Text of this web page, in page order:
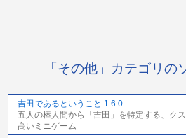
「その他」カテゴリの
吉田であるということ 1.6.0
五人の棒人間から「吉田」を特定する、ク
高いミニゲーム